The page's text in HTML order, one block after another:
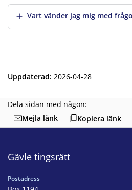
Visa merVart vänder jag mig med
Uppdaterad: 2026-04-28
Dela sidan med någon:
Mejla länk
Kopiera länk
Gävle tingsrätt
Postadress